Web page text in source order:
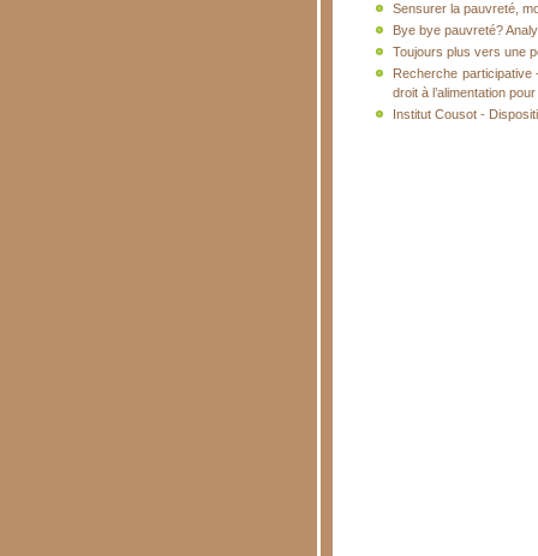
Sensurer la pauvreté,
Bye bye pauvreté?
Toujours plus vers une
Recherche
droit à l’alimentation
Institut Cousot -